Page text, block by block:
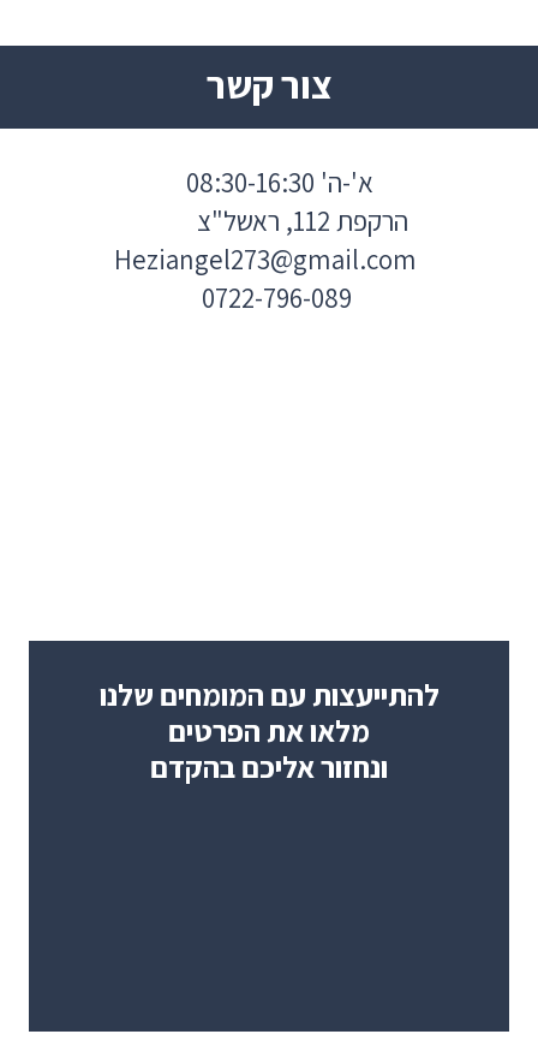
להתייעצות עם המומחים שלנו
מלאו את הפרטים
ונחזור אליכם בהקדם
0722-796-089
Heziangel273@gmail.com
הרקפת 112, ראשל"צ
א'-ה' 08:30-16:30
צור קשר